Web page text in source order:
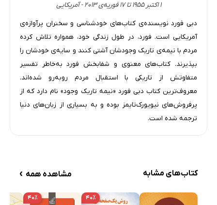
۱ اکتبر ۱۹۵۵ تا ۱۷ فوریه‌ی ۲۰۱۳ - آمریکایی
دبی فورد نویسنده‌ی کتاب‌های خودشناسی و سخنران پرآوازه‌ی
آمریکایی است. فورد، در طول زندگی خود، همواره تلاش کرده
مردم با نیمه‌ی تاریک وجودشان آشتی کنند و سایه‌ی خودشان را
بپذیرند. کتاب‌های معنوی و شفابخش فورد به‌خاطر تفسیر
متفاوتش از تاریکی با استقبال مردم روبه‌رو شده‌اند.
معروف‌ترین کتاب دبی فورد «نیمه تاریک وجود» نام دارد که از
پرفروش‌های نیویورک‌تایمز بوده و به بسیاری از زبان‌های دنیا
ترجمه شده است.
کتاب‌های مشابه مشاهده همه ›
۴۰٪ ۴۰٪